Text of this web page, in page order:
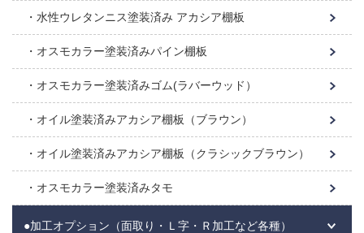
水性ウレタンニス塗装済み アカシア棚板
オスモカラー塗装済みパイン棚板
オスモカラー塗装済みゴム(ラバーウッド）
オイル塗装済みアカシア棚板（ブラウン）
オイル塗装済みアカシア棚板（クラシックブラウン）
オスモカラー塗装済みタモ
●加工オプション（面取り・Ｌ字・Ｒ加工など各種）